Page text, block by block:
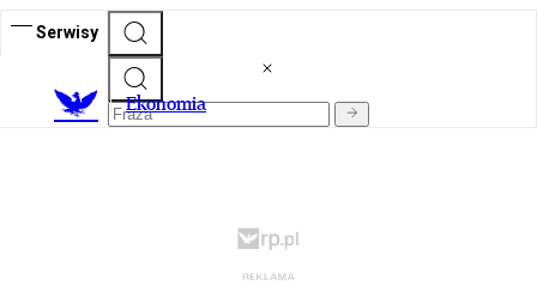
Serwisy
Ekonomia